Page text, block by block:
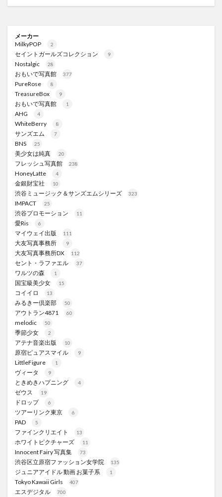
メーカー
MilkyPOP
2
セイントガールズコレクション 9
Nostalgic 28
おもいで写真館 377
PureRose 8
TreasureBox 9
おもいで写真館 1
AHG 4
WhiteBerry 8
サンズエム 7
BNS 25
美少女は純真 20
フレッシュ写真館 238
HoneyLatte 4
金銀財宝社 10
渋谷ミュージック＆サンズエムシリーズ 323
IMPACT 25
渋谷プロモーション 11
愛Ris 6
マイウェイ出版 111
大友写真事務所 9
大友写真事務所DX 112
セント・ラファエル 37
ワルツの森 1
国宝級美少女 15
コイイロ 13
みるきー倶楽部 50
アウトラン4871 60
melodic 50
季節少女 2
アテナ音楽出版 10
原宿ピュアスマイル 9
LittleFigure 1
ヴィータ 9
ときめきハプニング 4
ゼウス 19
ドロップ 6
ツアーリンク東京 6
PAD 5
ファインクリエイト 13
ホワイトピクチャーズ 11
Innocent Fairy 写真集 73
渋谷区立原宿ファッション女学院 135
ジュニアアイドル 動画 お菓子系 1
Tokyo Kawaii Girls 407
エスデジタル 700